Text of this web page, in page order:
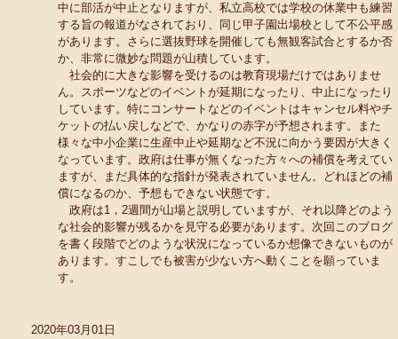
中に部活が中止となりますが、私立高校では学校の休業中も練習
する旨の報道がなされており、同じ甲子園出場校として不公平感
があります。さらに選抜野球を開催しても無観客試合とするか否
か、非常に微妙な問題が山積しています。
社会的に大きな影響を受けるのは教育現場だけではありませ
ん。スポーツなどのイベントが延期になったり、中止になったり
しています。特にコンサートなどのイベントはキャンセル料やチ
ケットの払い戻しなどで、かなりの赤字が予想されます。また
様々な中小企業に生産中止や延期など不況に向かう要因が大きく
なっています。政府は仕事が無くなった方々への補償を考えてい
ますが、まだ具体的な指針が発表されていません。どれほどの補
償になるのか、予想もできない状態です。
政府は1，2週間が山場と説明していますが、それ以降どのよう
な社会的影響が残るかを見守る必要があります。次回このブログ
を書く段階でどのような状況になっているか想像できないものが
あります。すこしでも被害が少ない方へ動くことを願っていま
す。
2020年03月01日